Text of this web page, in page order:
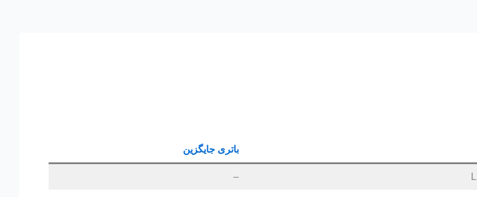
باتری جایگزین
–